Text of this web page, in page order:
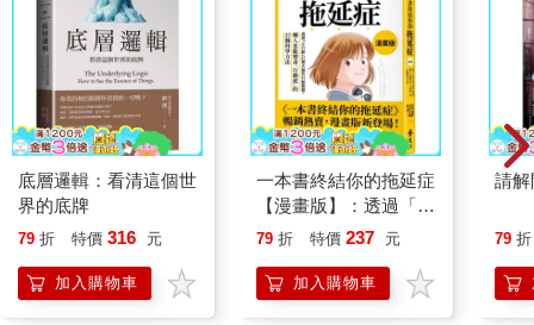
子才會有，這種本能可以讓他和其他的事物建立起即時的重要接
觸。駝子自然就是這種人。他下樓到店鋪不過才半個鐘頭，就和
在場的每一個人都有了交情，儼然是在小城住了好幾年，是個家
喻戶曉的人物，而且不知有多少個晚上坐在這袋鳥糞石上跟大夥
談天說地了。就是這個原因，又加上是星期六晚上的緣故，所以
商店裡瀰漫著一股自由和違法的快樂。同時還有一股張力，半是
因為情況怪異，半是因為愛蜜莉亞小姐仍關在辦公室裡，至今沒
有露面。
最後她是在十點走出辦公室的，而那些以為會有什麼好戲可看的
人卻失望了。她只是打開門，以她那緩慢難看的步態走過來。她
的鼻梁一側有條墨跡，脖子上綁著那條紅手巾。似乎沒注意到有
底層邏輯：看清這個世
界的底牌
79 折 特價 316 元
加入購物車
一本書終結你的拖延症
【漫畫版】：透過「小
行動」打開大腦的行動
「行動派」的37個科
學方法
79 折 特價 237 元
加入購物車
請解
79 折